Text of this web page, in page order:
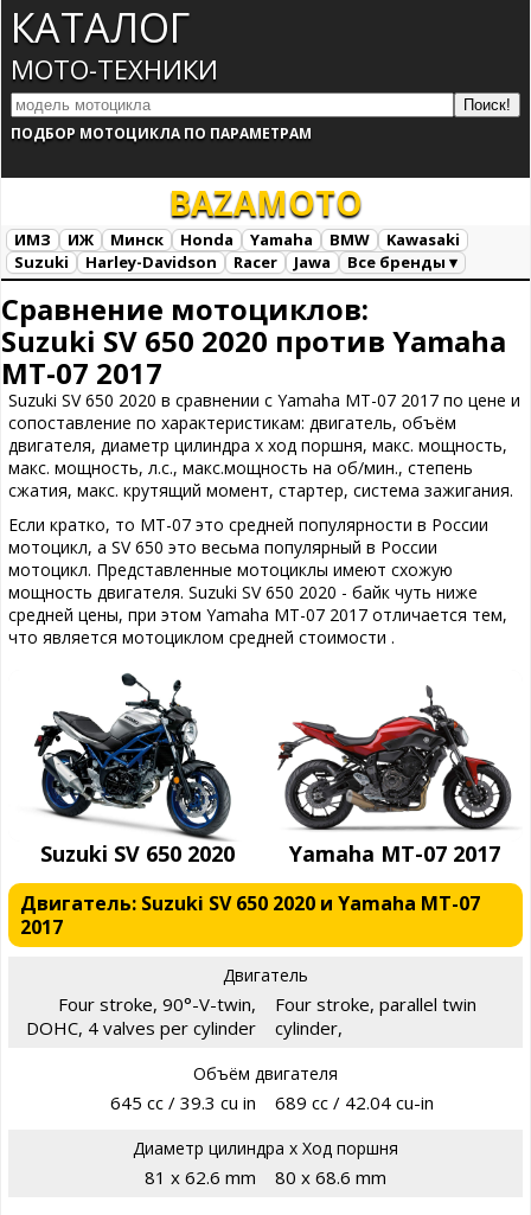
КАТАЛОГ
МОТО-ТЕХНИКИ
ПОДБОР МОТОЦИКЛА ПО ПАРАМЕТРАМ
BAZAMOTO
ИМЗ ИЖ Минск Honda Yamaha BMW
Kawasaki
Suzuki
Harley-Davidson Racer Jawa
Все бренды ▾
Сравнение мотоциклов:
Suzuki SV 650 2020 против Yamaha
MT-07 2017
Suzuki SV 650 2020 в сравнении с Yamaha MT-07 2017 по цене и
сопоставление по характеристикам: двигатель, объём
двигателя, диаметр цилиндра х ход поршня, макс. мощность,
макс. мощность, л.с., макс.мощность на об/мин., степень
сжатия, макс. крутящий момент, стартер, система зажигания.
Если кратко, то MT-07 это средней популярности в России
мотоцикл, а SV 650 это весьма популярный в России
мотоцикл. Представленные мотоциклы имеют схожую
мощность двигателя. Suzuki SV 650 2020 - байк чуть ниже
средней цены, при этом Yamaha MT-07 2017 отличается тем,
что является мотоциклом средней стоимости .
Suzuki SV 650 2020 Yamaha MT-07 2017
Двигатель: Suzuki SV 650 2020 и Yamaha MT-07
2017
Двигатель
Four stroke, 90°-V-twin,
DOHC, 4 valves per cylinder
Four stroke, parallel twin
cylinder,
Объём двигателя
645 cc / 39.3 cu in 689 cc / 42.04 cu-in
Диаметр цилиндра х Ход поршня
81 x 62.6 mm 80 x 68.6 mm